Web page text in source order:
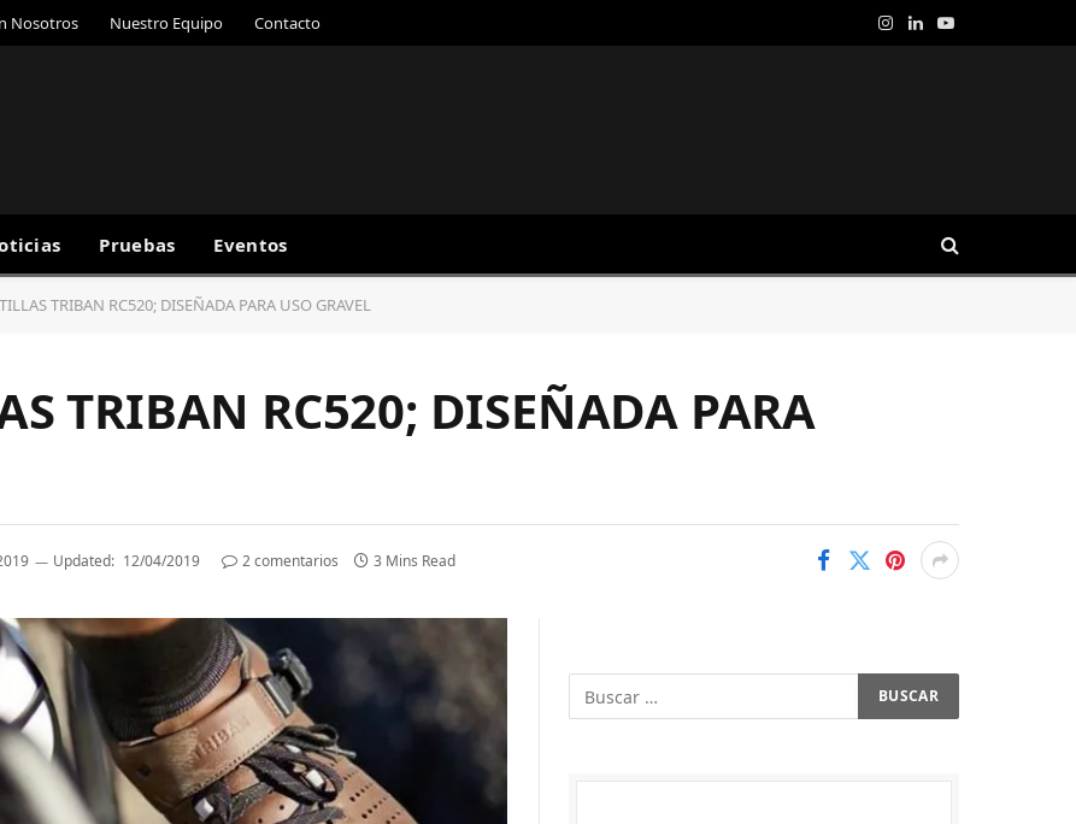
Nosotros Nuestro Equipo Contacto Instagram
LinkedInYouTube
Pruebas Eventos
TRIBAN RC520; DISEÑADA PARA USO GRAVEL
TRIBAN RC520; DISEÑADA PARA
Updated: 12/04/2019 2 comentarios 3 Mins Read